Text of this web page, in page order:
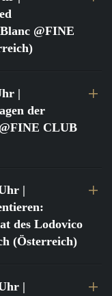
@FINE
|
der
CLUB
|
des Lodovico
(Österreich)
|